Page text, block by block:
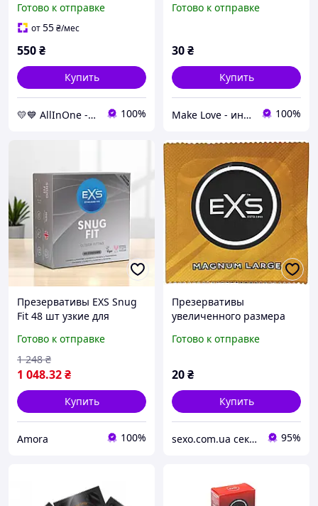
интимной близости
ультра тонкие 55 мм 5
Готово к отправке
от55₴/мес
550₴
Купить
💛💙 AllInOne - находи все необходимое в одном магазине! 100%
Готово к отправке
30₴
Купить
Make Love - интим бутик 100%
Презервативы EXS Snug
Fit 48 шт узкие для
время секса
Готово к отправке
1 048.32₴
1 248 ₴
Купить
Amora 100%
Презервативы
увеличенного размера
LARGE, 1 шт.
Готово к отправке
20₴
Купить
sexo.com.ua секс-шоп интернет-магазин 95%